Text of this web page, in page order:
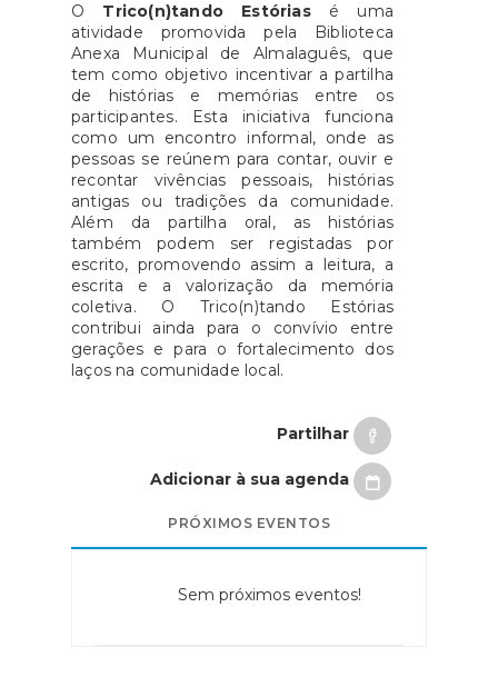
O Trico(n)tando Estóriasé uma
atividade promovida pela Biblioteca
Anexa Municipal de Almalaguês, que
tem como objetivo incentivar a partilha
de histórias e memórias entre os
participantes. Esta iniciativa funciona
como um encontro informal, onde as
pessoas se reúnem para contar, ouvir e
recontar vivências pessoais, histórias
antigas ou tradições da comunidade.
Além da partilha oral, as histórias
também podem ser registadas por
escrito, promovendo assim a leitura, a
escrita e a valorização da memória
coletiva. O Trico(n)tando Estórias
contribui ainda para o convívio entre
gerações e para o fortalecimento dos
laços na comunidade local.
Partilhar
Adicionar à sua agenda
PRÓXIMOS EVENTOS
Sem próximos eventos!